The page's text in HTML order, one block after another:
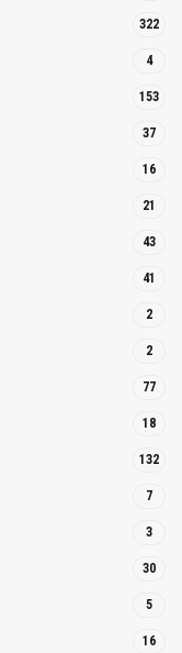
322
4
153
37
16
21
43
41
2
2
77
18
132
7
3
30
5
16